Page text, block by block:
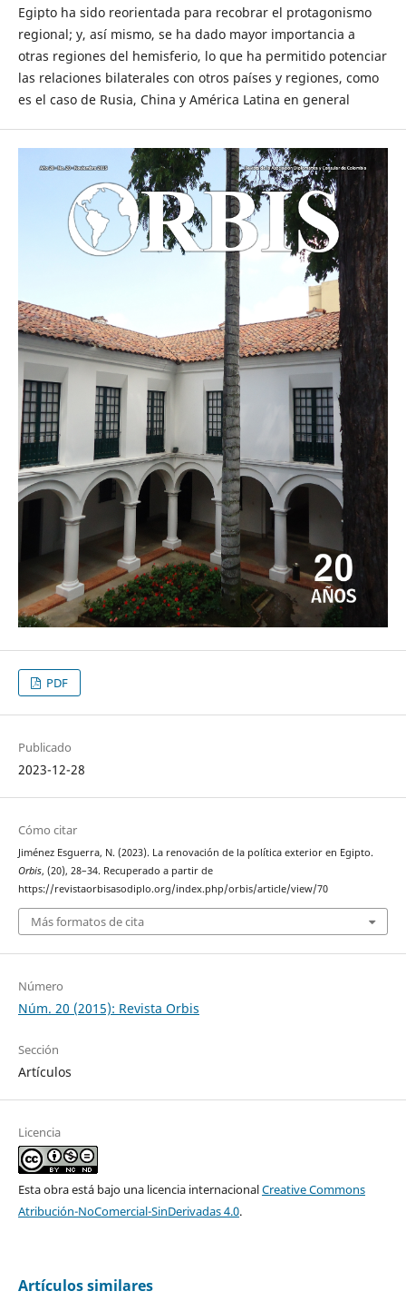
Egipto ha sido reorientada para recobrar el protagonismo
regional; y, así mismo, se ha dado mayor importancia a
otras regiones del hemisferio, lo que ha permitido potenciar
las relaciones bilaterales con otros países y regiones, como
es el caso de Rusia, China y América Latina en general
PDF
Publicado
2023-12-28
Cómo citar
Jiménez Esguerra, N. (2023). La renovación de la política exterior en Egipto.
Orbis, (20), 28–34. Recuperado a partir de
https://revistaorbisasodiplo.org/index.php/orbis/article/view/70
Más formatos de cita
Número
Núm. 20 (2015): Revista Orbis
Sección
Artículos
Licencia
Esta obra está bajo una licencia internacionalCreative Commons
Atribución-NoComercial-SinDerivadas 4.0.
Artículos similares